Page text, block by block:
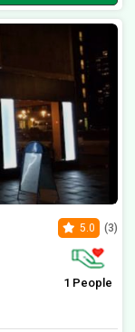
5.0 (3)
1 People